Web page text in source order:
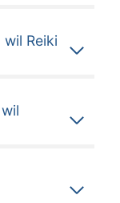
Reiki